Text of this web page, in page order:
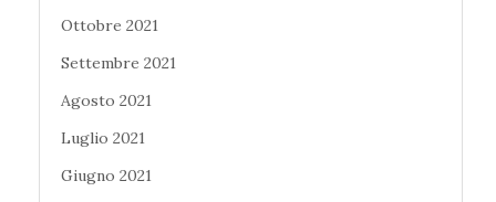
Ottobre 2021
Settembre 2021
Agosto 2021
Luglio 2021
Giugno 2021